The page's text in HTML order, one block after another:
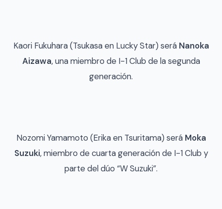
Kaori Fukuhara (Tsukasa en Lucky Star) seráNanoka
Aizawa, una miembro de I-1 Club de la segunda
generación.
Nozomi Yamamoto (Erika en Tsuritama) será Moka
Suzuki, miembro de cuarta generación de I-1 Club y
parte del dúo “W Suzuki”.